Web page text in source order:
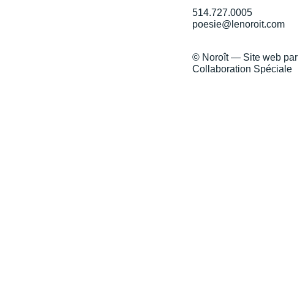
514.727.0005
poesie@lenoroit.com
© Noroît — Site web par
Collaboration Spéciale